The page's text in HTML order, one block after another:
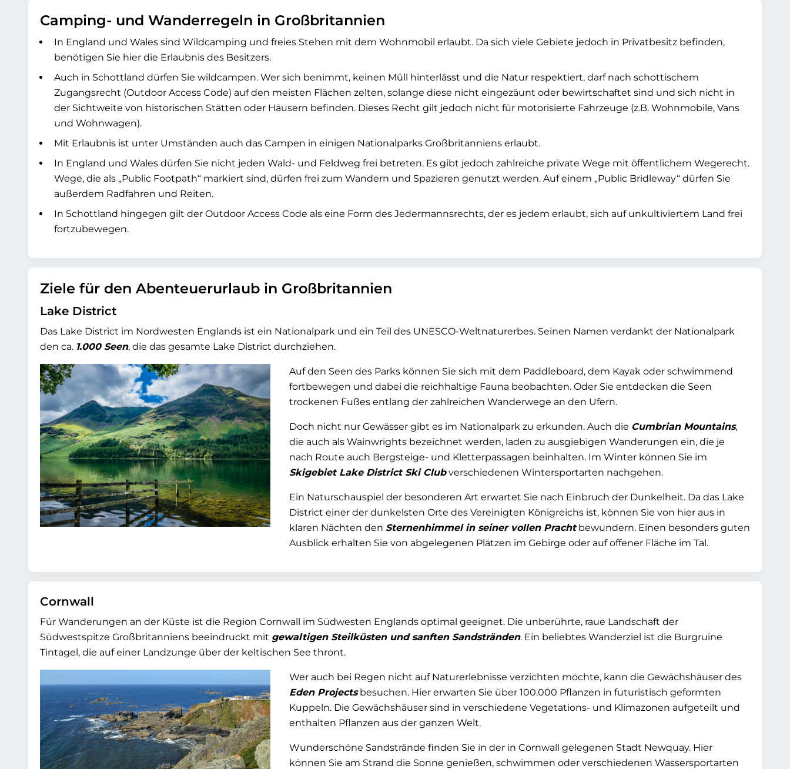
Camping- und Wanderregeln in Großbritannien
In England und Wales sind Wildcamping und freies Stehen mit dem Wohnmobil erlaubt. Da sich viele Gebiete jedoch in Privatbesitz befinden,
benötigen Sie hier die Erlaubnis des Besitzers.
Auch in Schottland dürfen Sie wildcampen. Wer sich benimmt, keinen Müll hinterlässt und die Natur respektiert, darf nach schottischem
Zugangsrecht (Outdoor Access Code) auf den meisten Flächen zelten, solange diese nicht eingezäunt oder bewirtschaftet sind und sich nicht in
der Sichtweite von historischen Stätten oder Häusern befinden. Dieses Recht gilt jedoch nicht für motorisierte Fahrzeuge (z.B. Wohnmobile, Vans
und Wohnwagen).
Mit Erlaubnis ist unter Umständen auch das Campen in einigen Nationalparks Großbritanniens erlaubt.
In England und Wales dürfen Sie nicht jeden Wald- und Feldweg frei betreten. Es gibt jedoch zahlreiche private Wege mit öffentlichem Wegerecht.
Wege, die als „Public Footpath“ markiert sind, dürfen frei zum Wandern und Spazieren genutzt werden. Auf einem „Public Bridleway“ dürfen Sie
außerdem Radfahren und Reiten.
In Schottland hingegen gilt der Outdoor Access Code als eine Form des Jedermannsrechts, der es jedem erlaubt, sich auf unkultiviertem Land frei
fortzubewegen.
Ziele für den Abenteuerurlaub in Großbritannien
Lake District
Das Lake District im Nordwesten Englands ist ein Nationalpark und ein Teil des UNESCO-Weltnaturerbes. Seinen Namen verdankt der Nationalpark
den ca. 1.000 Seen, die das gesamte Lake District durchziehen.
Auf den Seen des Parks können Sie sich mit dem Paddleboard, dem Kayak oder schwimmend
fortbewegen und dabei die reichhaltige Fauna beobachten. Oder Sie entdecken die Seen
trockenen Fußes entlang der zahlreichen Wanderwege an den Ufern.
Doch nicht nur Gewässer gibt es im Nationalpark zu erkunden. Auch die Cumbrian Mountains,
die auch als Wainwrights bezeichnet werden, laden zu ausgiebigen Wanderungen ein, die je
nach Route auch Bergsteige- und Kletterpassagen beinhalten. Im Winter können Sie im
Skigebiet Lake District Ski Clubverschiedenen Wintersportarten nachgehen.
Ein Naturschauspiel der besonderen Art erwartet Sie nach Einbruch der Dunkelheit. Da das Lake
District einer der dunkelsten Orte des Vereinigten Königreichs ist, können Sie von hier aus in
klaren Nächten den Sternenhimmel in seiner vollen Prachtbewundern. Einen besonders guten
Ausblick erhalten Sie von abgelegenen Plätzen im Gebirge oder auf offener Fläche im Tal.
Cornwall
Für Wanderungen an der Küste ist die Region Cornwall im Südwesten Englands optimal geeignet. Die unberührte, raue Landschaft der
Südwestspitze Großbritanniens beeindruckt mit gewaltigen Steilküsten und sanften Sandstränden. Ein beliebtes Wanderziel ist die Burgruine
Tintagel, die auf einer Landzunge über der keltischen See thront.
Wer auch bei Regen nicht auf Naturerlebnisse verzichten möchte, kann die Gewächshäuser des
Eden Projectsbesuchen. Hier erwarten Sie über 100.000 Pflanzen in futuristisch geformten
Kuppeln. Die Gewächshäuser sind in verschiedene Vegetations- und Klimazonen aufgeteilt und
enthalten Pflanzen aus der ganzen Welt.
Wunderschöne Sandstrände finden Sie in der in Cornwall gelegenen Stadt Newquay. Hier
können Sie am Strand die Sonne genießen, schwimmen oder verschiedenen Wassersportarten